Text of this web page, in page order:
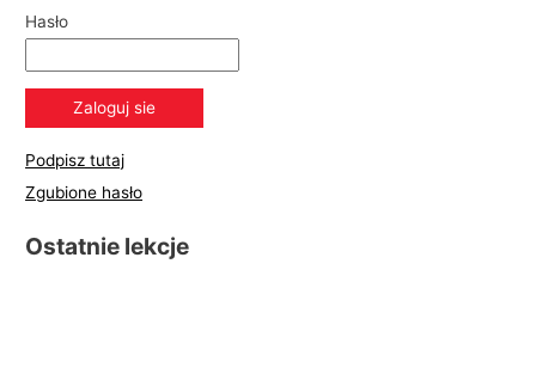
Hasło
Podpisz tutaj
Zgubione hasło
Ostatnie lekcje